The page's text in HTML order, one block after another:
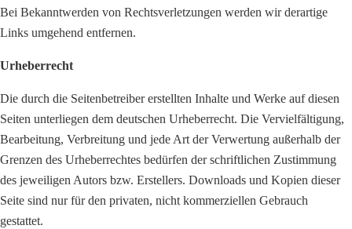
Bei Bekanntwerden von Rechtsverletzungen werden wir derartige
Links umgehend entfernen.
Urheberrecht
Die durch die Seitenbetreiber erstellten Inhalte und Werke auf diesen
Seiten unterliegen dem deutschen Urheberrecht. Die Vervielfältigung,
Bearbeitung, Verbreitung und jede Art der Verwertung außerhalb der
Grenzen des Urheberrechtes bedürfen der schriftlichen Zustimmung
des jeweiligen Autors bzw. Erstellers. Downloads und Kopien dieser
Seite sind nur für den privaten, nicht kommerziellen Gebrauch
gestattet.